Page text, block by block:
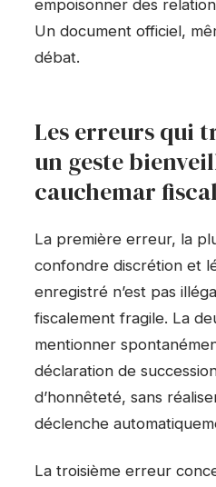
empoisonner des
Un document officiel,
débat.
Les erreurs qui
un geste
cauchemar fiscal
La première erreur, la
confondre discrétion et
enregistré n’est pas
fiscalement fragile. La
mentionner
déclaration de
d’honnêteté, sans
déclenche
La troisième erreur